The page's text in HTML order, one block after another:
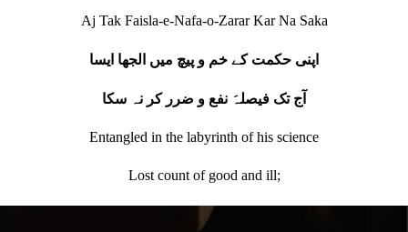
Aj Tak Faisla-e-Nafa-o-Zarar Kar Na Saka
اپنی حکمت کے خم و پیچ میں الجھا ایسا
آج تک فیصلہَ نفع و ضرر کر نہ سکا
Entangled in the labyrinth of his science
Lost count of good and ill;